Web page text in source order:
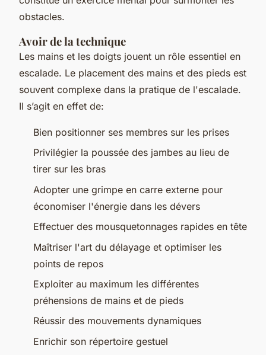
obstacles.
Avoir de la technique
Les mains et les doigts jouent un rôle essentiel en
escalade. Le placement des mains et des pieds est
souvent complexe dans la pratique de l'escalade.
Il s’agit en effet de:
Bien positionner ses membres sur les prises
Privilégier la poussée des jambes au lieu de
tirer sur les bras
Adopter une grimpe en carre externe pour
économiser l'énergie dans les dévers
Effectuer des mousquetonnages rapides en tête
Maîtriser l'art du délayage et optimiser les
points de repos
Exploiter au maximum les différentes
préhensions de mains et de pieds
Réussir des mouvements dynamiques
Enrichir son répertoire gestuel